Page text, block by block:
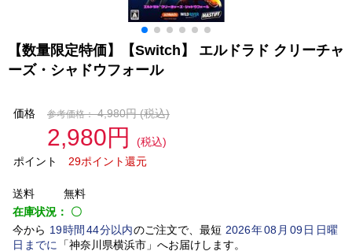
【数量限定特価】【Switch】 エルドラド クリーチャ
ーズ・シャドウフォール
価格 参考価格： 4,980円(税込)
2,980円
(税込)
ポイント
29ポイント還元
送料
無料
在庫状況： 〇
今から 19時間 44分以内のご注文で、最短 2026年08 月 09日日曜
日 までに 「神奈川県横浜市」 へお届けします。